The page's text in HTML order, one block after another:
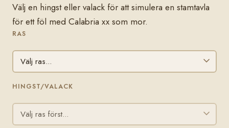
Välj en hingst eller valack för att simulera en stamtavla
för ett föl med Calabria xx som mor.
RAS
HINGST/VALACK